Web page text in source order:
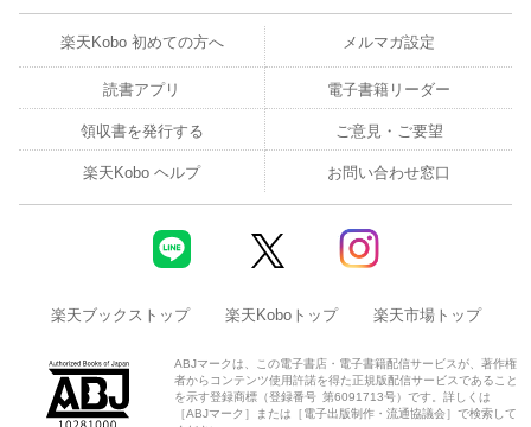
楽天Kobo 初めての方へ メルマガ設定
読書アプリ 電子書籍リーダー
領収書を発行する ご意見・ご要望
楽天Kobo ヘルプ お問い合わせ窓口
楽天ブックストップ 楽天Koboトップ 楽天市場トップ
ABJマークは、この電子書店・電子書籍配信サービスが、著作権
者からコンテンツ使用許諾を得た正規版配信サービスであること
を示す登録商標（登録番号 第6091713号）です。詳しくは
［ABJマーク］または［電子出版制作・流通協議会］で検索して